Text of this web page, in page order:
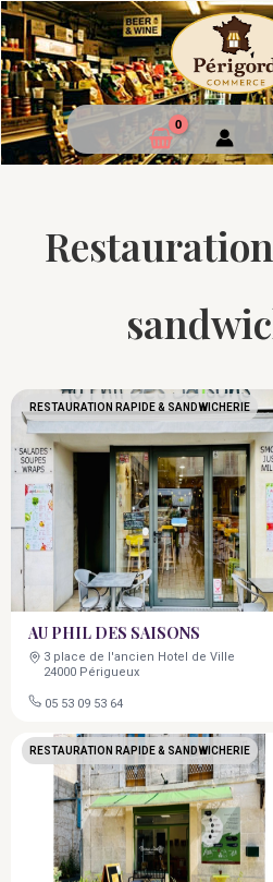
AU PHIL DES SAISONS
3 place de l'ancien Hotel de Ville
24000 Périgueux
05 53 09 53 64
RESTAURATION RAPIDE & SANDWICHERIE
RESTAURATION RAPIDE & SANDWICHERIE